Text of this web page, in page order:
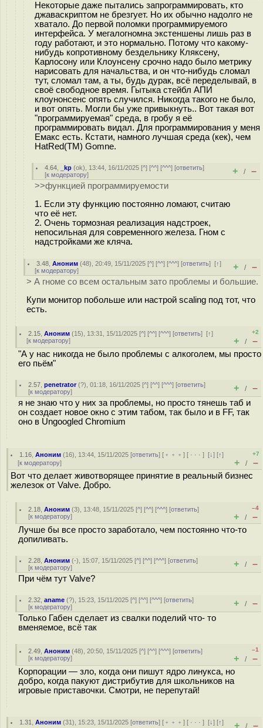
Некоторые даже пытались запрограммировать, кто
джаваскриптом не брезгует. Но их обычно надолго не
хватало. До первой поломки программируемого
интерфейса. У мегалогномна экстеншены лишь раз в
году работают, и это нормально. Потому что какому-
нибудь копротивному бездельнику Кляксену,
Карлосону или Клоунсену срочно надо было метрику
нарисовать для начальства, и он что-нибудь сломал
тут, сломал там, а ты, будь дурак, всё переделывай, в
своё свободное время. Гытыка стейбл АПИ
клоунонсенс опять случился. Никогда такого не было,
и вот опять. Могли бы уже привыкнуть.. Вот такая вот
"программируемая" среда, в гробу я её
программировать видал. Для программирования у меня
Емакс есть. Кстати, намного лучшая среда (кек), чем
HatRed(TM) Gomne.
4.64 _kp (ok), 13:44, 16/11/2025 [^] [^^] [^^^] [ответить]
[к модератору] + / –
>>функцией программируемости
1. Если эту функцию постоянно ломают, считаю
что её нет.
2. Очень тормозная реализация надстроек,
непосильная для современного железа. Гном с
надстройками же кляча.
3.48 ,Аноним (48), 20:49, 15/11/2025 [^] [^^] [^^^] [ответить][↑]
[к модератору] + / –
> А гноме со всем остальным зато проблемы и большие.
Купи монитор побольше или настрой scaling под тот, что
есть.
2.15 ,Аноним (15), 13:31, 15/11/2025 [^] [^^] [^^^] [ответить][↑]
[к модератору]
+2
+ / –
"А у нас никогда не было проблемы с алкоголем, мы просто
его пьём"
2.57 ,penetrator(?), 01:18, 16/11/2025 [^] [^^] [^^^] [ответить]
[к модератору] + / –
я не знаю что у них за проблемы, но просто тянешь таб и
он создает новое окно с этим табом, так было и в FF, так
оно в Ungoogled Chromium
1.16 ,Аноним (16), 13:44, 15/11/2025 [ответить] [ ﹢﹢﹢] [ · · ·][↓] [↑]
[к модератору]
+7
+ / –
Вот что делает животворящее принятие в реальный бизнес
железок от Valve. Добро.
2.18 ,Аноним (3), 13:48, 15/11/2025 [^] [^^] [^^^] [ответить]
[к модератору]
–4
+ / –
Лучше бы все просто заработало, чем постоянно что-то
допиливать.
2.28 ,Аноним (-), 15:07, 15/11/2025 [^] [^^] [^^^] [ответить]
[к модератору] + / –
При чём тут Valve?
2.32 ,aname (?), 15:23, 15/11/2025 [^] [^^] [^^^] [ответить]
[к модератору] + / –
Только Габен сделает из свалки поделий что- то
вменяемое, всё так
2.49 ,Аноним (48), 20:50, 15/11/2025 [^] [^^] [^^^] [ответить]
[к модератору]
–1
+ / –
Корпорации — зло, когда они пишут ядро линукса, но
добро, когда пакуют дистрибутив для школьников на
игровые приставочки. Смотри, не перепутай!
1.31 ,Аноним (31), 15:23, 15/11/2025 [ответить] [ ﹢﹢﹢] [ · · ·][↓] [↑]
+ / –